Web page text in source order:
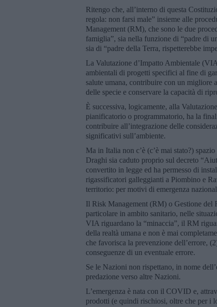
Ritengo che, all’interno di questa
regola: non farsi male” insieme alle
Management (RM), che sono le due
famiglia”, sia nella funzione di “padre di
sia di “padre della Terra, rispetterebbe
La Valutazione d’Impatto Ambientale
ambientali di progetti specifici al fine di
salute umana, contribuire con un migliore
delle specie e conservare la capacità di
È successiva, logicamente, alla
pianificatorio o programmatorio, ha la
contribuire all’integrazione delle
significativi sull’ambiente.
Ma in Italia non c’è (c’è mai stato?)
Draghi sia caduto proprio sul decreto
convertito in legge ed ha permesso di
rigassificatori galleggianti a Piombino e
territorio: per motivi di emergenza
Il Risk Management (RM) o Gestione del
particolare in ambito sanitario, nelle
VIA riguardano la “minaccia”, il RM
della realtà umana e non è mai
che favorisca la prevenzione dell’errore,
conseguenze di un eventuale errore.
Se le Nazioni non rispettano, in nome
predazione verso altre Nazioni.
L’emergenza è nata con il COVID e,
prodotti (e quindi rischiosi, oltre che per i